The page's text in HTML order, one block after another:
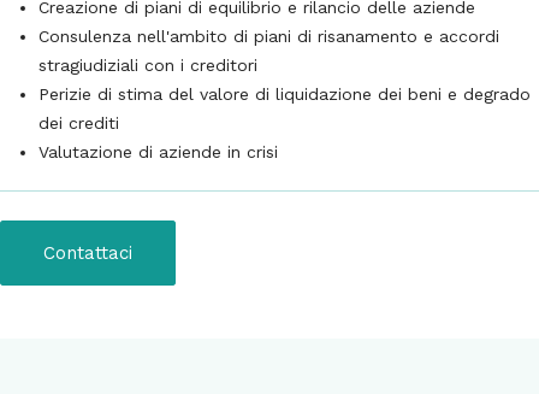
Creazione di piani di equilibrio e rilancio delle aziende
Consulenza nell'ambito di piani di risanamento e accordi
stragiudiziali con i creditori
Perizie di stima del valore di liquidazione dei beni e degrado
dei crediti
Valutazione di aziende in crisi
Contattaci